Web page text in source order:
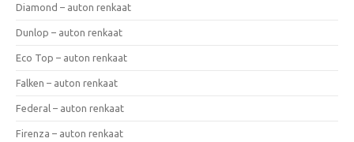
Diamond – auton renkaat
Dunlop – auton renkaat
Eco Top – auton renkaat
Falken – auton renkaat
Federal – auton renkaat
Firenza – auton renkaat